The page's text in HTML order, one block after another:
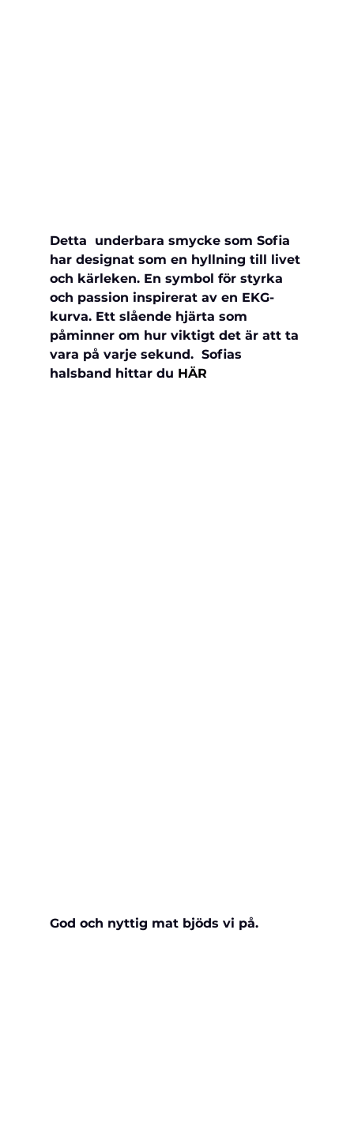
Detta  underbara smycke som Sofia
har designat som en hyllning till livet
och kärleken. En symbol för styrka
och passion inspirerat av en EKG-
kurva. Ett slående hjärta som
påminner om hur viktigt det är att ta
vara på varje sekund.  Sofias
halsband hittar du HÄR
God och nyttig mat bjöds vi på.